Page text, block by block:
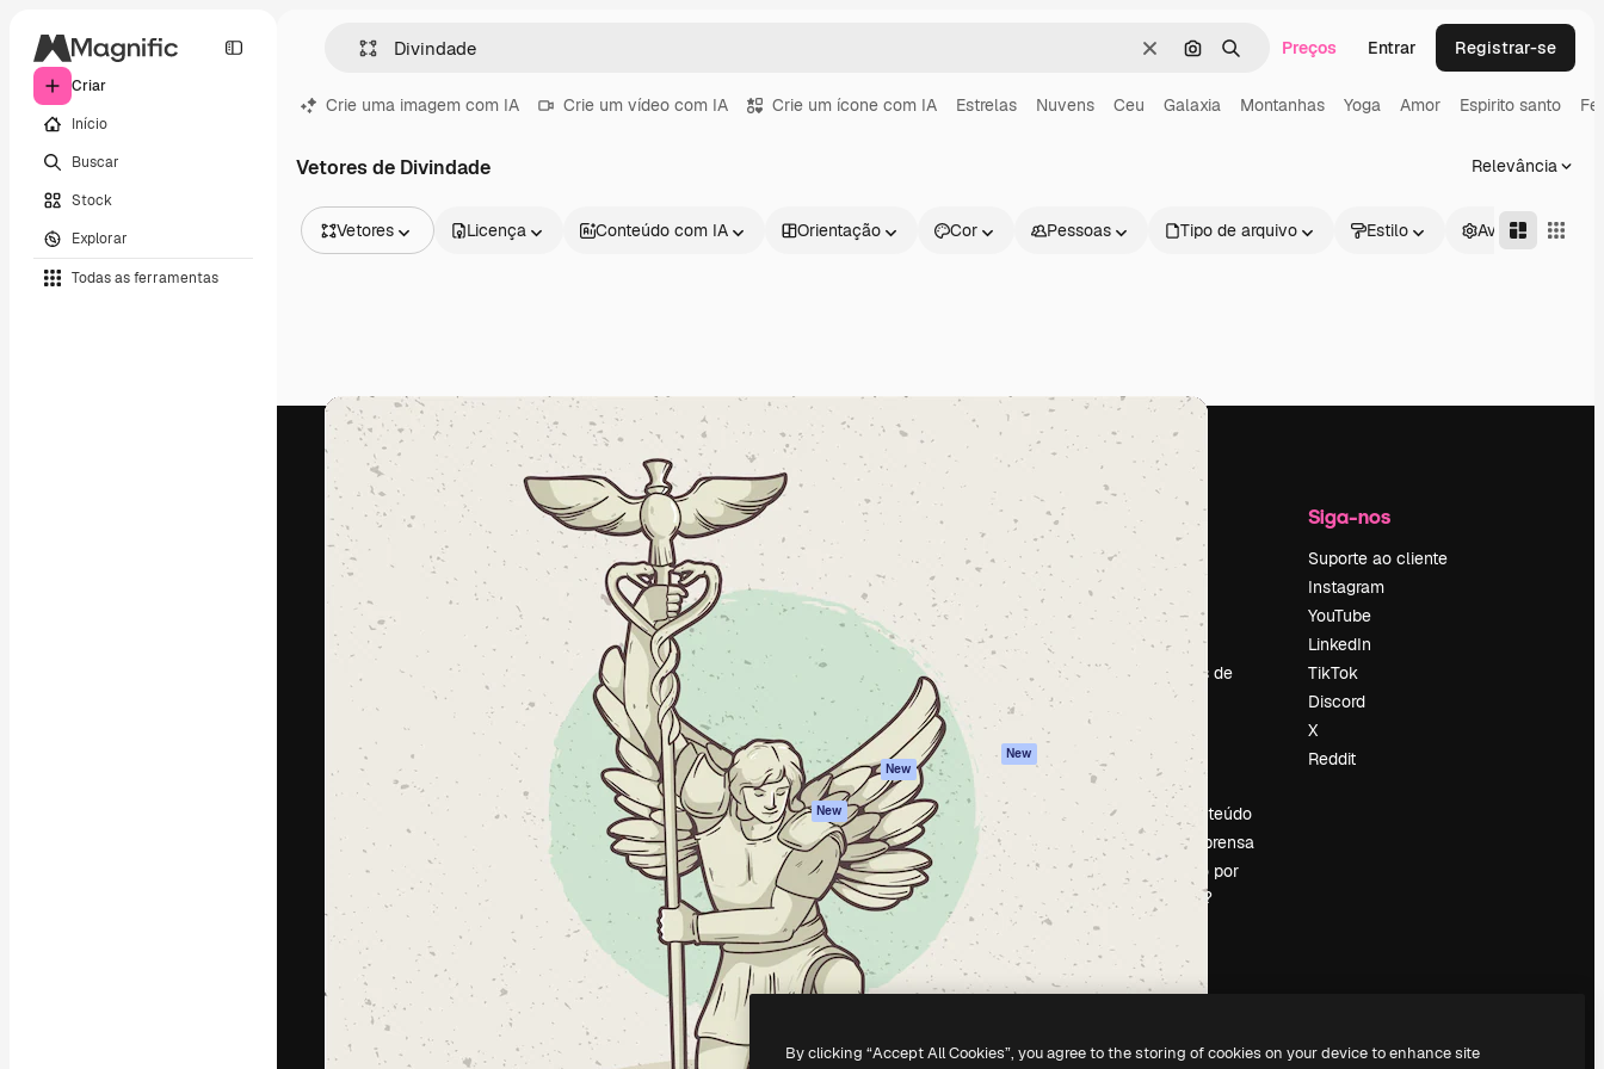
Criar
Início
Buscar
Stock
Explorar
Todas as ferramentas
LimparPesquisar por imagem
BuscarPreços Entrar Registrar-se
Crie uma imagem com IA Crie um vídeo com IA Crie um ícone com IA Estrelas Nuvens Ceu Galaxia Montanhas Yoga Amor Espirito santo Fe
Vetores de Divindade Relevância
Vetores
Vídeos
Clipes de vídeo
Animações
Modelos de vídeos
Ícones
Modelos 3D
Fontes
Licença Conteúdo com IA Orientação Cor Pessoas Tipo de arquivo Estilo Avançado
A plataforma criativa para você direcionar
seu melhor trabalho. Mais de 1 milhão de
assinantes entre criativos, empresas,
agências e estúdios.
Português
Produtos
Spaces
Assistente de IA
Gerador de
Gerador de vídeos
Texto para voz
Conteúdo de stock
MCP para
Claude/ChatGPT
New
Agentes New
API
App móvel
Todas as
ferramentas
Começar
Academy
Documentação
Atendimento
Termos e
condições
Política de
privacidade
Originais New
Política de cookies
Central de
confiabilidade
Afiliados
Empresas
Empresa
Preços
Sobre nós
Reviews
Emprego
Tendências de
pesquisa
Eventos
Slidesgo
Vender conteúdo
Sala de imprensa
Procurando por
magnific.ai?
Siga-nos
Suporte ao cliente
Instagram
YouTube
LinkedIn
TikTok
Discord
X
Reddit
Copyright © 2010- 2026 Freepik Company S.L.U. Todos os direitos reservados.
By clicking “Accept All Cookies”, you agree to the storing of cookies on your device to enhance site